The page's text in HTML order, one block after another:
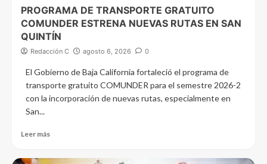
PROGRAMA DE TRANSPORTE GRATUITO
COMUNDER ESTRENA NUEVAS RUTAS EN SAN
QUINTÍN
Redacción C agosto 6, 2026 0
El Gobierno de Baja California fortaleció el programa de
transporte gratuito COMUNDER para el semestre 2026-2
con la incorporación de nuevas rutas, especialmente en
San...
Leer más